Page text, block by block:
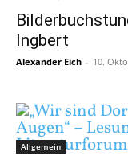
Ingbert
Alexander Eich - 10.
Allgemein